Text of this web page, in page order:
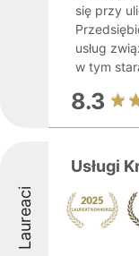
się przy
usług
w tym
8.3
Laureaci
Usługi